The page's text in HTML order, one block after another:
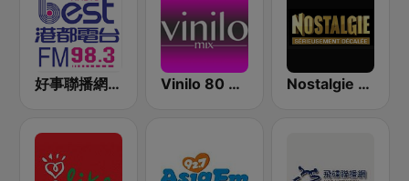
好事聯播網 港都983 Best Radio FM98.3 Vinilo 80 & 90 Nostalgie FM